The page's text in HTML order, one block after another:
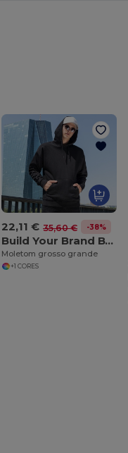
22,11 € 35,60 € -38%
Build Your Brand BY074
Moletom grosso grande
+1 CORES